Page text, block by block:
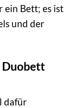
ein Bett; es ist
und der
Duobett
dafür